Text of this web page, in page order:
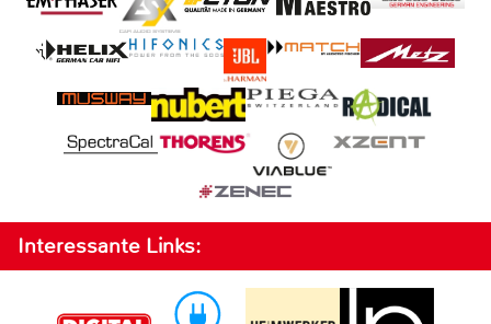
Interessante Links: